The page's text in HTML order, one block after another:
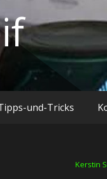
und-Tricks
Kerstin